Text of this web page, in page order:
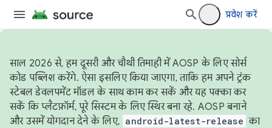
प्रवेश करें
साल 2026 से, हम दूसरी और चौथी तिमाही में AOSP के लिए सोर्स
कोड पब्लिश करेंगे. ऐसा इसलिए किया जाएगा, ताकि हम अपने ट्रंक
स्टेबल डेवलपमेंट मॉडल के साथ काम कर सकें और यह पक्का कर
सकें कि प्लैटफ़ॉर्म, पूरे सिस्टम के लिए स्थिर बना रहे. AOSP बनाने
और उसमें योगदान देने के लिए, android-latest-release का